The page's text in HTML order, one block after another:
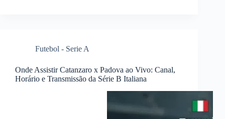
Futebol - Serie A
Onde Assistir Catanzaro x Padova ao Vivo: Canal,
Horário e Transmissão da Série B Italiana